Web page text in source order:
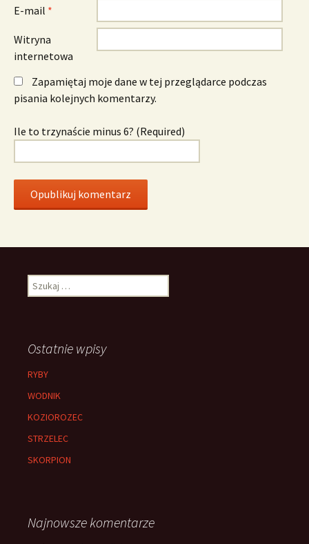
E-mail *
Witryna
internetowa
Zapamiętaj moje dane w tej przeglądarce podczas
pisania kolejnych komentarzy.
Ile to trzynaście minus 6? (Required)
Szukaj:
Ostatnie wpisy
RYBY
WODNIK
KOZIOROZEC
STRZELEC
SKORPION
Najnowsze komentarze